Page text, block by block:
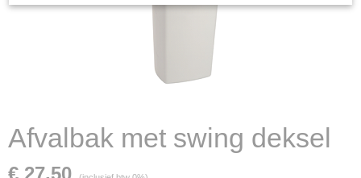
Afvalbak met swing deksel
€ 27,50